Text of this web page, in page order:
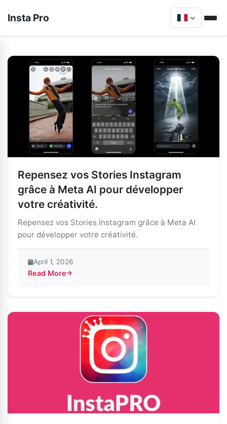
Insta Pro
Repensez vos Stories Instagram
grâce à Meta AI pour développer
votre créativité.
Repensez vos Stories Instagram grâce à Meta AI
pour développer votre créativité.
April 1, 2026
Read More